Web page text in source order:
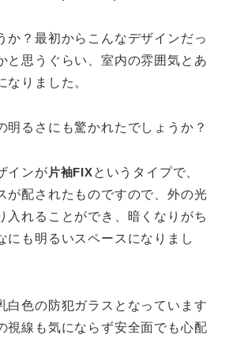
か？最初からこんなデザインだっ
と思うぐらい、室内の雰囲気とあ
なりました。
明るさにも驚かれたでしょうか？
インが片袖FIXというタイプで、
が配されたものですので、外の光
入れることができ、暗くなりがち
にも明るいスペースになりまし
白色の防犯ガラスとなっています
視線も気にならず安全面でも心配